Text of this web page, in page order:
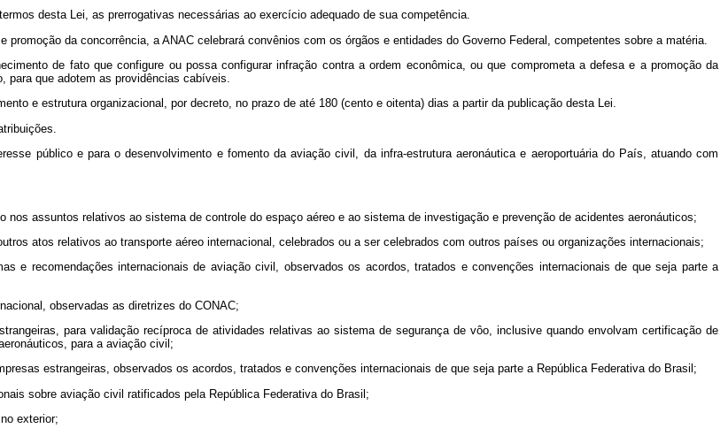
desta Lei, as prerrogativas necessárias ao exercício adequado de sua competência.
da concorrência, a ANAC celebrará convênios com os órgãos e entidades do Governo Federal, competentes sobre a matéria.
de fato que configure ou possa configurar infração contra a ordem econômica, ou que comprometa a defesa e a promoção da
para que adotem as providências cabíveis.
e estrutura organizacional, por decreto, no prazo de até 180 (cento e oitenta) dias a partir da publicação desta Lei.
público e para o desenvolvimento e fomento da aviação civil, da infra-estrutura aeronáutica e aeroportuária do País, atuando com
assuntos relativos ao sistema de controle do espaço aéreo e ao sistema de investigação e prevenção de acidentes aeronáuticos;
atos relativos ao transporte aéreo internacional, celebrados ou a ser celebrados com outros países ou organizações internacionais;
e recomendações internacionais de aviação civil, observados os acordos, tratados e convenções internacionais de que seja parte a
observadas as diretrizes do CONAC;
para validação recíproca de atividades relativas ao sistema de segurança de vôo, inclusive quando envolvam certificação de
para a aviação civil;
estrangeiras, observados os acordos, tratados e convenções internacionais de que seja parte a República Federativa do Brasil;
sobre aviação civil ratificados pela República Federativa do Brasil;
exterior;